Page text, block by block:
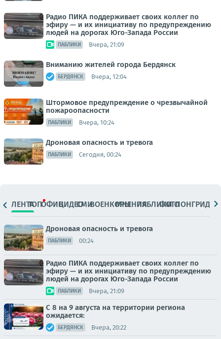
Радио ПИКА поддерживает своих коллег по
эфиру — и их инициативу по предупреждению
людей на дорогах Юго-Запада России
ПАБЛИКИ Вчера, 21:09
Вниманию жителей города Бердянск
БЕРДЯНСК Вчера, 12:04
Штормовое предупреждение о чрезвычайной
пожароопасности
ПАБЛИКИ Вчера, 10:24
Дроновая опасность и тревога
ПАБЛИКИ Сегодня, 00:24
ЛЕНТАТОПОФИЦ.ВИДЕОСМИВОЕНКОРЫМНЕНИЯПАБЛИКИ
ФОТОЛОНГРИДЫ
Дроновая опасность и тревога
ПАБЛИКИ 00:24
Радио ПИКА поддерживает своих коллег по
эфиру — и их инициативу по предупреждению
людей на дорогах Юго-Запада России
ПАБЛИКИ Вчера, 21:09
С 8 на 9 августа на территории региона
ожидается:
БЕРДЯНСК Вчера, 20:22